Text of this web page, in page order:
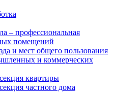
– профессиональная
помещений
и мест общего пользования
и коммерческих
квартиры
частного дома